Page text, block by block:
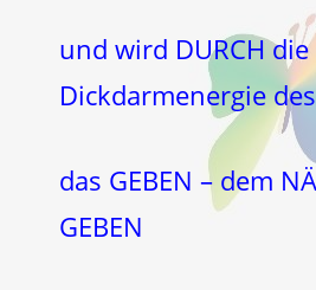
und wird DURCH die
Dickdarmenergie
das GEBEN – dem
GEBEN